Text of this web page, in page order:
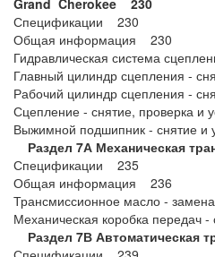
Grand Cherokee 230
Спецификации 230
Общая информация 230
Гидравлическая система
Главный цилиндр сцепления -
Рабочий цилиндр сцепления -
Сцепление - снятие, проверка и
Выжимной подшипник - снятие и
Раздел 7А Механическая
Спецификации 235
Общая информация 236
Трансмиссионное масло -
Механическая коробка передач
Раздел 7В Автоматическая